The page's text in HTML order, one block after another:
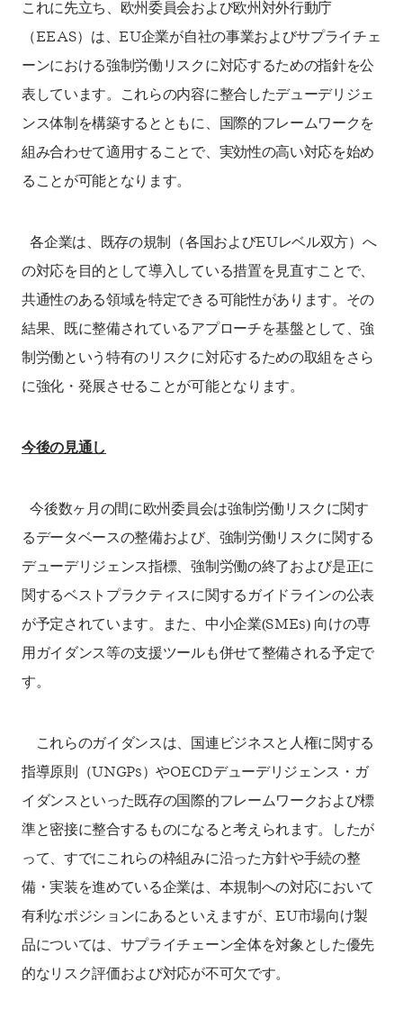
これに先立ち、欧州委員会および欧州対外行動庁
（EEAS）は、EU企業が自社の事業およびサプライチェ
ーンにおける強制労働リスクに対応するための指針を公
表しています。これらの内容に整合したデューデリジェ
ンス体制を構築するとともに、国際的フレームワークを
組み合わせて適用することで、実効性の高い対応を始め
ることが可能となります。
各企業は、既存の規制（各国およびEUレベル双方）へ
の対応を目的として導入している措置を見直すことで、
共通性のある領域を特定できる可能性があります。その
結果、既に整備されているアプローチを基盤として、強
制労働という特有のリスクに対応するための取組をさら
に強化・発展させることが可能となります。
今後の見通し
今後数ヶ月の間に欧州委員会は強制労働リスクに関す
るデータベースの整備および、強制労働リスクに関する
デューデリジェンス指標、強制労働の終了および是正に
関するベストプラクティスに関するガイドラインの公表
が予定されています。また、中小企業(SMEs) 向けの専
用ガイダンス等の支援ツールも併せて整備される予定で
す。
これらのガイダンスは、国連ビジネスと人権に関する
指導原則（UNGPs）やOECDデューデリジェンス・ガ
イダンスといった既存の国際的フレームワークおよび標
準と密接に整合するものになると考えられます。したが
って、すでにこれらの枠組みに沿った方針や手続の整
備・実装を進めている企業は、本規制への対応において
有利なポジションにあるといえますが、EU市場向け製
品については、サプライチェーン全体を対象とした優先
的なリスク評価および対応が不可欠です。